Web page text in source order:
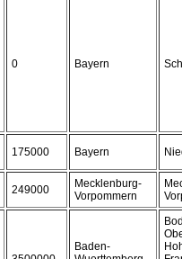
0 Bayern
175000 Bayern
249000
Mecklenburg-
Vorpommern
Baden-